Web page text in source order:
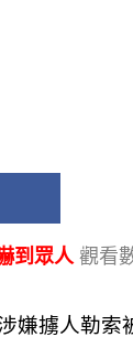
到眾人 觀看
嫌擄人勒索